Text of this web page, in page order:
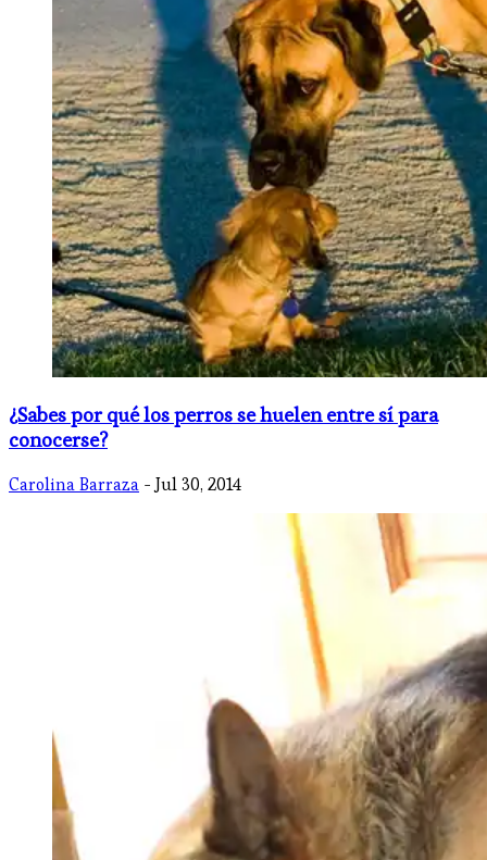
¿Sabes por qué los perros se huelen entre sí para
conocerse?
Carolina Barraza - Jul 30, 2014